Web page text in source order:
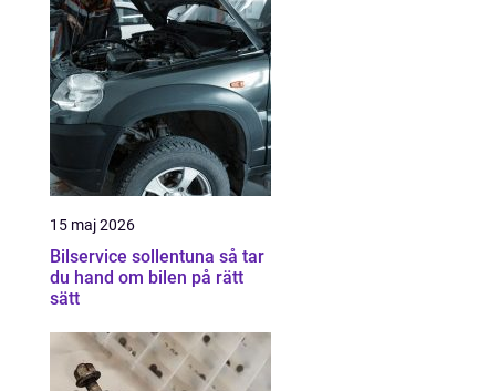
15 maj 2026
Bilservice sollentuna så tar
du hand om bilen på rätt
sätt